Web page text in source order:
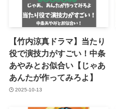
【竹内涼真ドラマ】当たり
役で演技力がすごい！中条
あやみとお似合い【じゃあ
あんたが作ってみろよ】
2025-10-13